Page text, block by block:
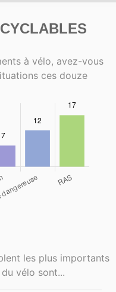
à vélo, avez-vous
ces douze
les plus importants
vélo sont...